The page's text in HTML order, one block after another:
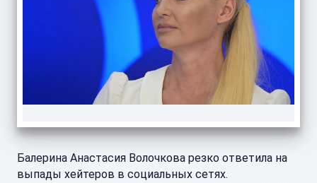
Балерина Анастасия Волочкова резко ответила на
выпады хейтеров в социальных сетях.